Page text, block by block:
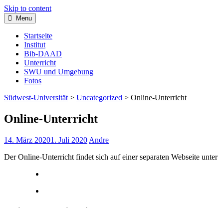
Skip to content
Menu
Startseite
Institut
Bib-DAAD
Unterricht
SWU und Umgebung
Fotos
Südwest-Universität > Uncategorized > Online-Unterricht
Online-Unterricht
14. März 20201. Juli 2020 Andre
Der Online-Unterricht findet sich auf einer separaten Webseite unter